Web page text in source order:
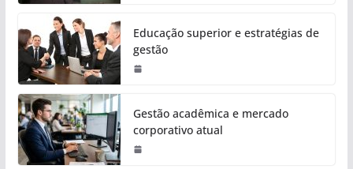
Educação superior e estratégias de
gestão
Gestão acadêmica e mercado
corporativo atual